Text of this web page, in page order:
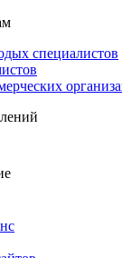
специалистов